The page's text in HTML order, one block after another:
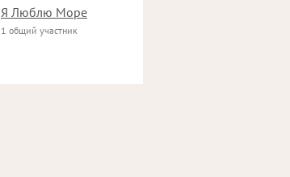
Я Люблю Море
1 общий участник